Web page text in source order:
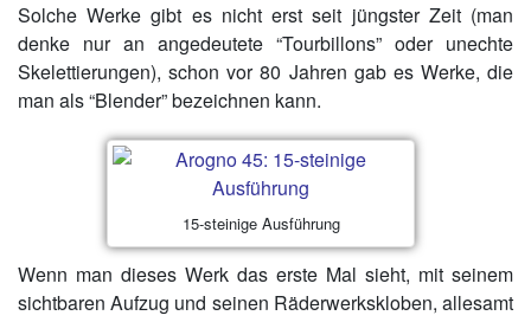
Solche Werke gibt es nicht erst seit jüngster Zeit (man
denke nur an angedeutete “Tourbillons” oder unechte
Skelettierungen), schon vor 80 Jahren gab es Werke, die
man als “Blender” bezeichnen kann.
15-steinige Ausführung
Wenn man dieses Werk das erste Mal sieht, mit seinem
sichtbaren Aufzug und seinen Räderwerkskloben, allesamt